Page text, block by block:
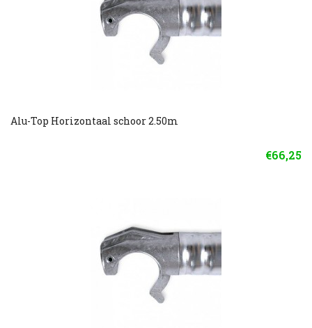
Alu-Top Horizontaal schoor 2.50m
€66,25